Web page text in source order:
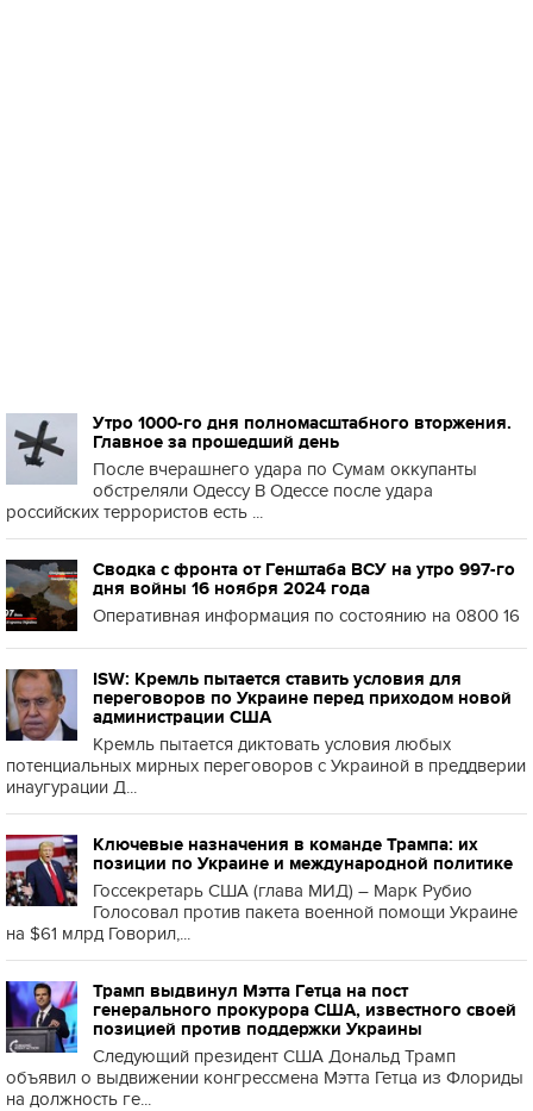
Утро 1000-го дня полномасштабного вторжения.
Главное за прошедший день
После вчерашнего удара по Сумам оккупанты
обстреляли Одессу В Одессе после удара
российских террористов есть ...
Сводка с фронта от Генштаба ВСУ на утро 997-го
дня войны 16 ноября 2024 года
Оперативная информация по состоянию на 0800 16
ISW: Кремль пытается ставить условия для
переговоров по Украине перед приходом новой
администрации США
Кремль пытается диктовать условия любых
потенциальных мирных переговоров с Украиной в преддверии
инаугурации Д...
Ключевые назначения в команде Трампа: их
позиции по Украине и международной политике
Госсекретарь США (глава МИД) – Марк Рубио
Голосовал против пакета военной помощи Украине
на $61 млрд Говорил,...
Трамп выдвинул Мэтта Гетца на пост
генерального прокурора США, известного своей
позицией против поддержки Украины
Следующий президент США Дональд Трамп
объявил о выдвижении конгрессмена Мэтта Гетца из Флориды
на должность ге...